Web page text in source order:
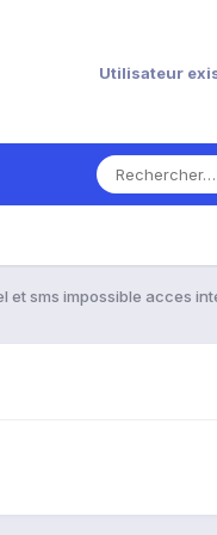
Utilisateur
et sms impossible acces